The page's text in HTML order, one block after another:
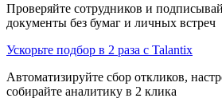
Проверяйте сотрудников и
документы без бумаг и личных встреч
Ускорьте подбор в 2 раза с Talantix
Автоматизируйте сбор откликов,
собирайте аналитику в 2 клика